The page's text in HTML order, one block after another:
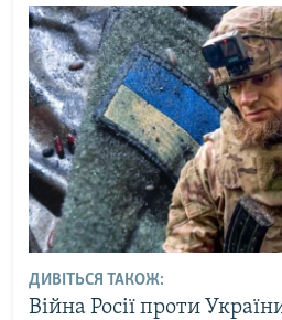
ДИВІТЬСЯ ТАКОЖ:
Війна Росії проти